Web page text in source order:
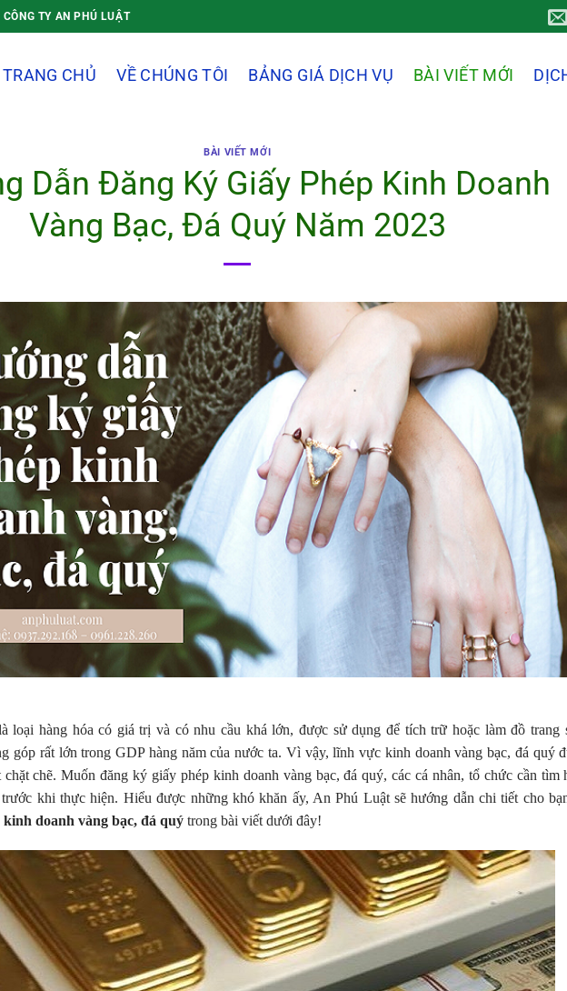
TY AN PHÚ LUẬT
TRANG CHỦ VỀ CHÚNG TÔI BẢNG GIÁ DỊCH VỤ BÀI VIẾT MỚI
BÀI VIẾT MỚI
Dẫn Đăng Ký Giấy Phép Kinh Doanh
Vàng Bạc, Đá Quý Năm 2023
loại hàng hóa có giá trị và có nhu cầu khá lớn, được sử dụng để tích trữ hoặc làm đồ trang
góp rất lớn trong GDP hàng năm của nước ta. Vì vậy, lĩnh vực kinh doanh vàng bạc, đá quý
chặt chẽ. Muốn đăng ký giấy phép kinh doanh vàng bạc, đá quý, các cá nhân, tổ chức cần tìm
khi thực hiện. Hiểu được những khó khăn ấy, An Phú Luật sẽ hướng dẫn chi tiết cho
doanh vàng bạc, đá quý trong bài viết dưới đây!